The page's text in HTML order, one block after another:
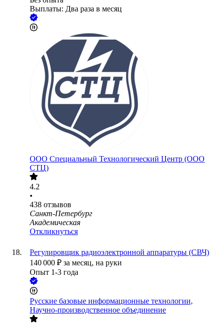
Выплаты: Два раза в месяц
ООО Специальный Технологический Центр (ООО
СТЦ)
4.2
•
438 отзывов
Санкт-Петербург
Академическая
Откликнуться
Регулировщик радиоэлектронной аппаратуры (СВЧ)
140 000 ₽ за месяц, на руки
Опыт 1-3 года
Русские базовые информационные технологии,
Научно-производственное объединение